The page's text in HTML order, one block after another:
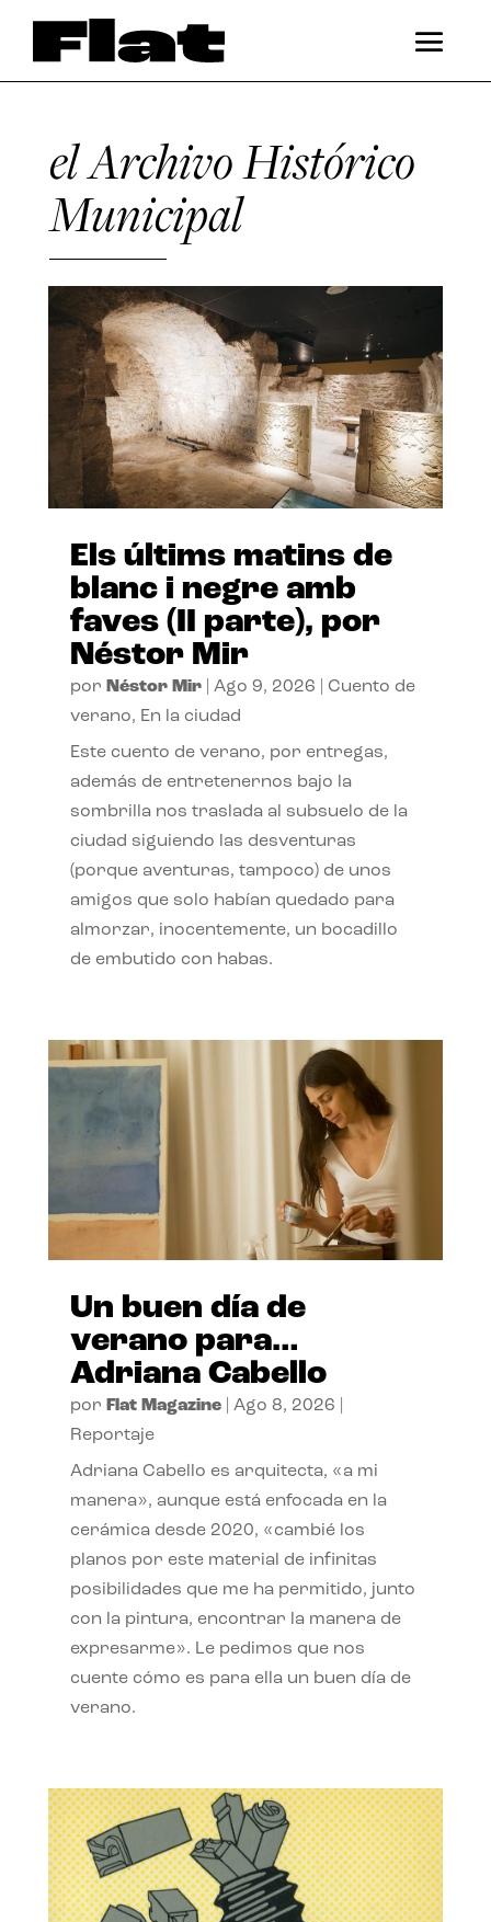
el Archivo Histórico
Municipal
Els últims matins de
blanc i negre amb
faves (II parte), por
Néstor Mir
por Néstor Mir| Ago 9, 2026
Cuento de
verano, En la ciudad
Este cuento de verano, por entregas,
además de entretenernos bajo la
sombrilla nos traslada al subsuelo de la
ciudad siguiendo las desventuras
(porque aventuras, tampoco) de unos
amigos que solo habían quedado para
almorzar, inocentemente, un bocadillo
de embutido con habas.
Un buen día de
verano para…
Adriana Cabello
por Flat Magazine| Ago 8, 2026
Reportaje
Adriana Cabello es arquitecta, «a mi
manera», aunque está enfocada en la
cerámica desde 2020, «cambié los
planos por este material de infinitas
posibilidades que me ha permitido, junto
con la pintura, encontrar la manera de
expresarme». Le pedimos que nos
cuente cómo es para ella un buen día de
verano.